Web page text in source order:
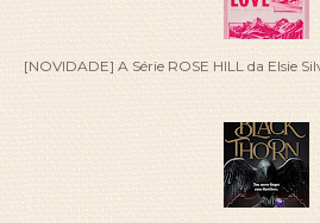
[NOVIDADE] A Série ROSE HILL da Elsie